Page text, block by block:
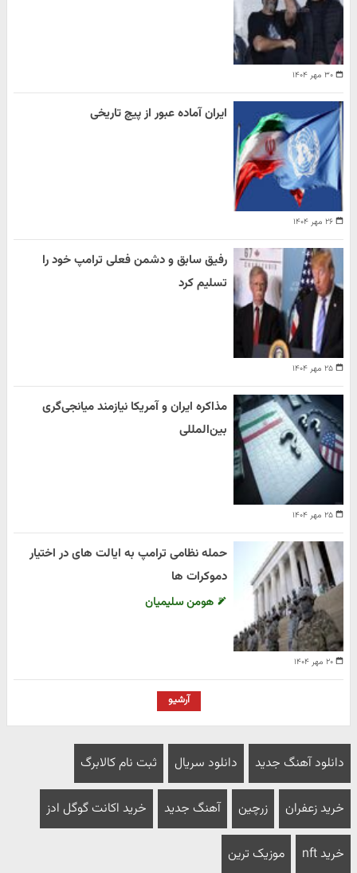
۳۰ مهر ۱۴۰۴
۲۶ مهر ۱۴۰۴
ایران آماده عبور از پیچ تاریخی
۲۵ مهر ۱۴۰۴
رفیق سابق و دشمن فعلی ترامپ خود را
تسلیم کرد
۲۵ مهر ۱۴۰۴
مذاکره ایران و آمریکا نیازمند میانجی‌گری
بین‌المللی
۲۰ مهر ۱۴۰۴
حمله نظامی ترامپ به ایالت های در اختیار
دموکرات ها
هومن سلیمیان
آرشیو
دانلود آهنگ جدید دانلود سریال ثبت نام کالابرگ
خرید زعفران زرچین آهنگ جدید خرید اکانت گوگل ادز
خرید nft موزیک ترین